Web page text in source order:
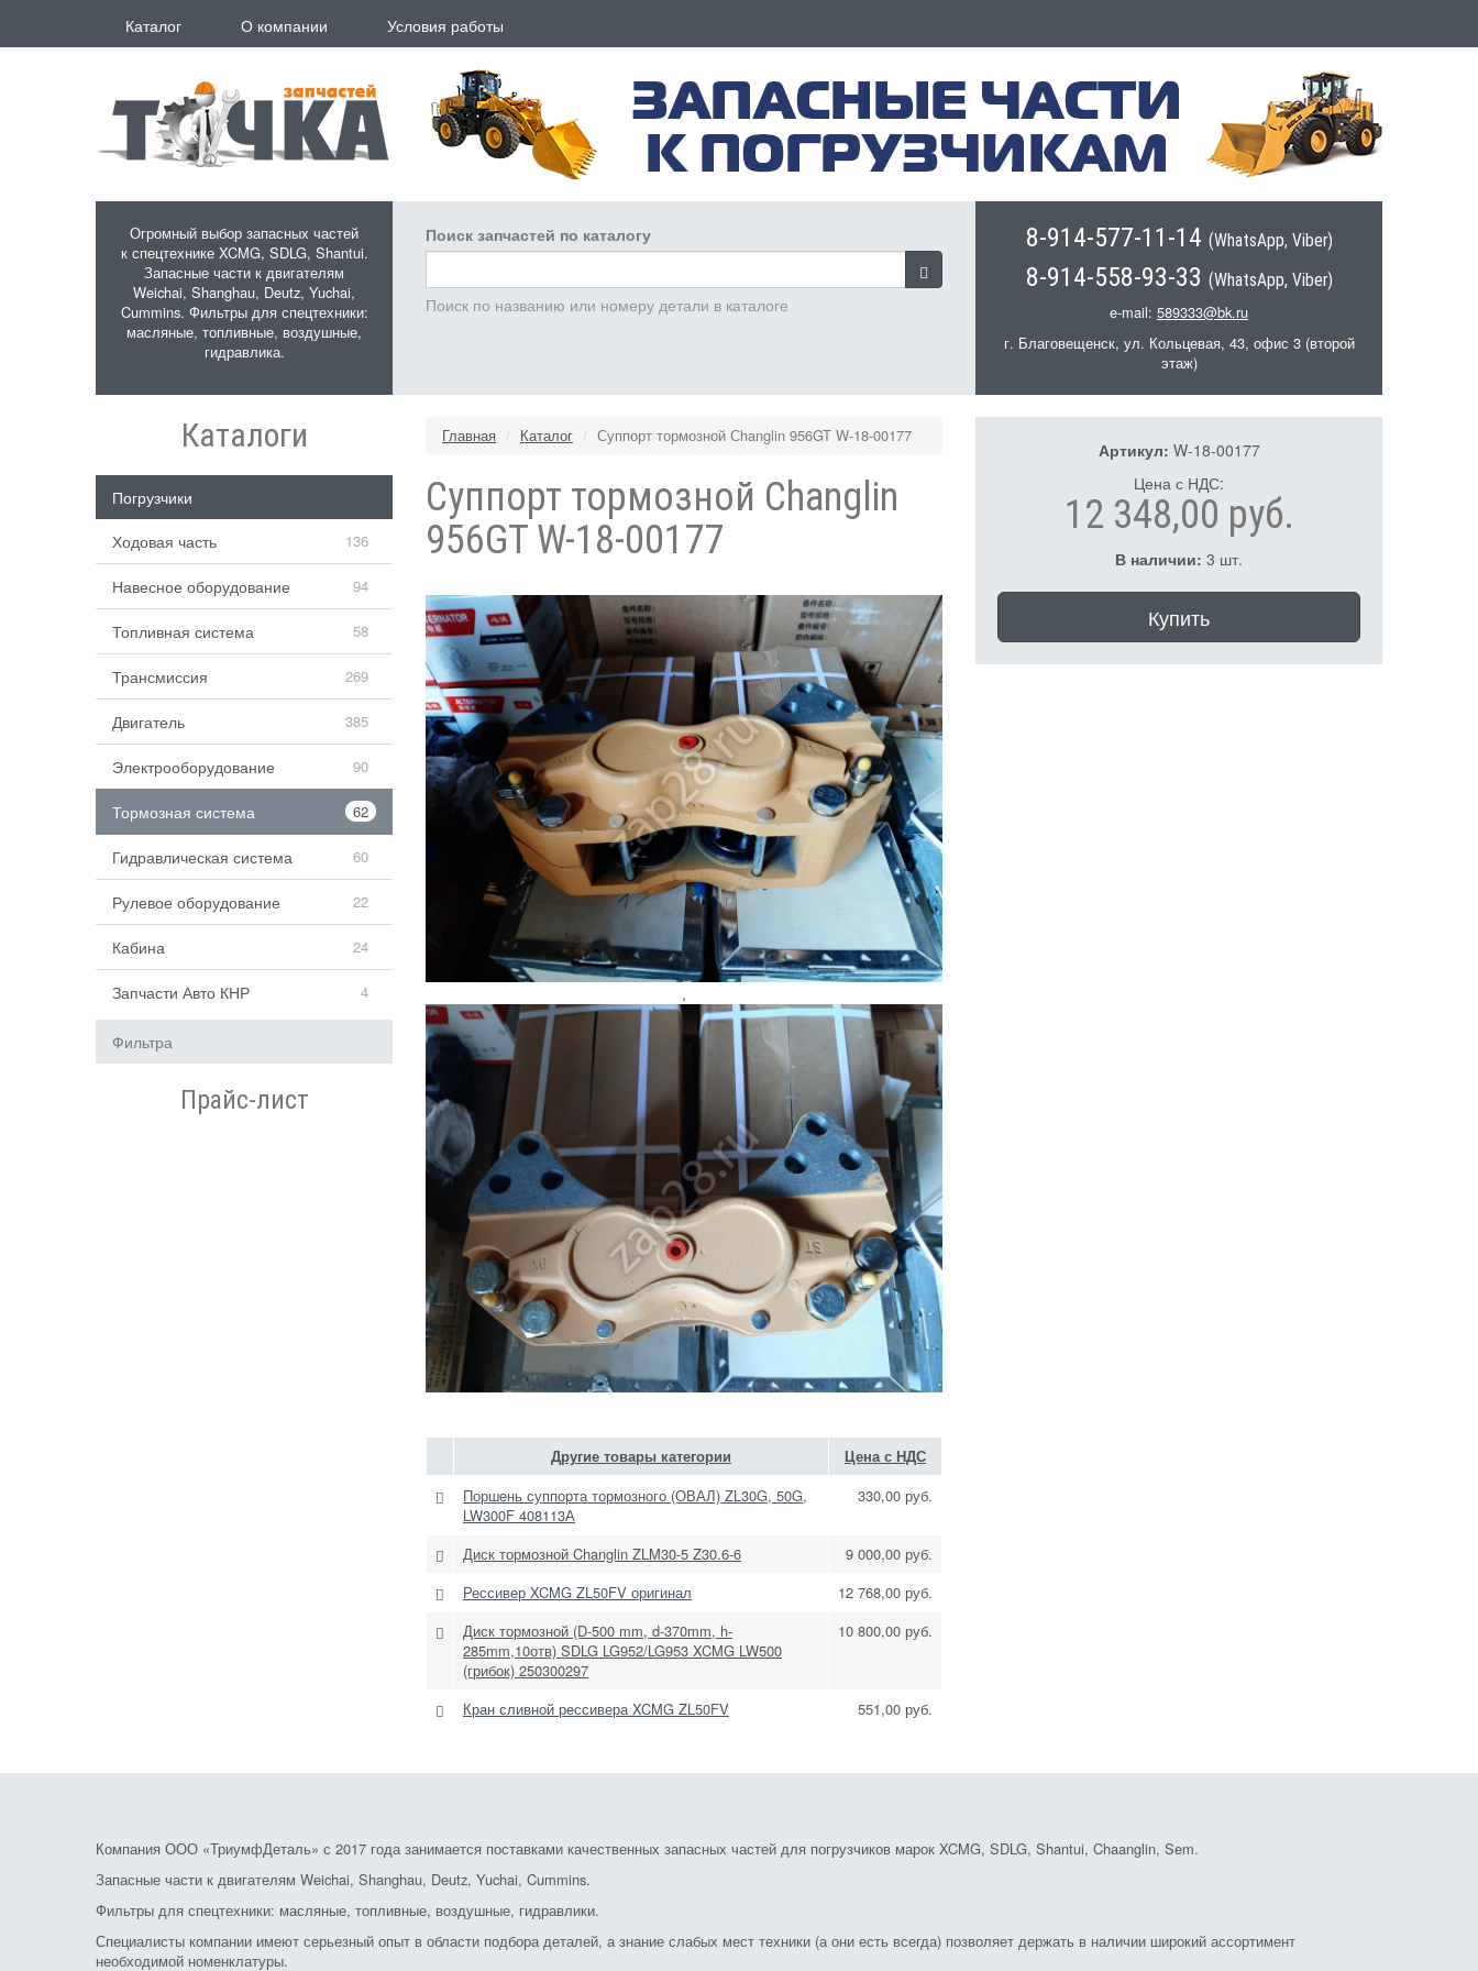
Каталог О компании Условия работы
Огромный выбор запасных частей
к спецтехнике XCMG, SDLG, Shantui.
Запасные части к двигателям
Weichai, Shanghau, Deutz, Yuchai,
Cummins. Фильтры для спецтехники:
масляные, топливные, воздушные,
гидравлика.
Поиск запчастей по каталогу
Поиск по названию или номеру детали в каталоге
8-914-577-11-14 (WhatsApp, Viber)
8-914-558-93-33 (WhatsApp, Viber)
e-mail: 589333@bk.ru
г. Благовещенск, ул. Кольцевая, 43, офис 3 (второй
этаж)
Главная Каталог Суппорт тормозной Сhanglin 956GT W-18-00177
Суппорт тормозной Сhanglin
956GT W-18-00177
,
Другие товары категории Цена с НДС
Поршень суппорта тормозного (ОВАЛ) ZL30G, 50G,
LW300F 408113А
330,00 руб.
Диск тормозной Changlin ZLM30-5 Z30.6-6
9 000,00 руб.
Рессивер XCMG ZL50FV оригинал
12 768,00 руб.
Диск тормозной (D-500 mm, d-370mm, h-
285mm,10отв) SDLG LG952/LG953 XCMG LW500
(грибок) 250300297
10 800,00 руб.
Кран сливной рессивера XCMG ZL50FV 551,00 руб.
Артикул: W-18-00177
Цена с НДС:
12 348,00 руб.
В наличии: 3 шт.
Купить
Каталоги
Погрузчики
Ходовая часть
136
Навесное оборудование 94
Топливная система 58
Трансмиссия 269
Двигатель 385
Электрооборудование 90
Тормозная система 62
Гидравлическая система 60
Рулевое оборудование 22
Кабина 24
Запчасти Авто КНР 4
Фильтра
Прайс-лист
Компания ООО «ТриумфДеталь» с 2017 года занимается поставками качественных запасных частей для погрузчиков марок XCMG, SDLG, Shantui, Chaanglin, Sem.
Запасные части к двигателям Weichai, Shanghau, Deutz, Yuchai, Cummins.
Фильтры для спецтехники: масляные, топливные, воздушные, гидравлики.
Специалисты компании имеют серьезный опыт в области подбора деталей, а знание слабых мест техники (а они есть всегда) позволяет держать в наличии широкий ассортимент
необходимой номенклатуры.